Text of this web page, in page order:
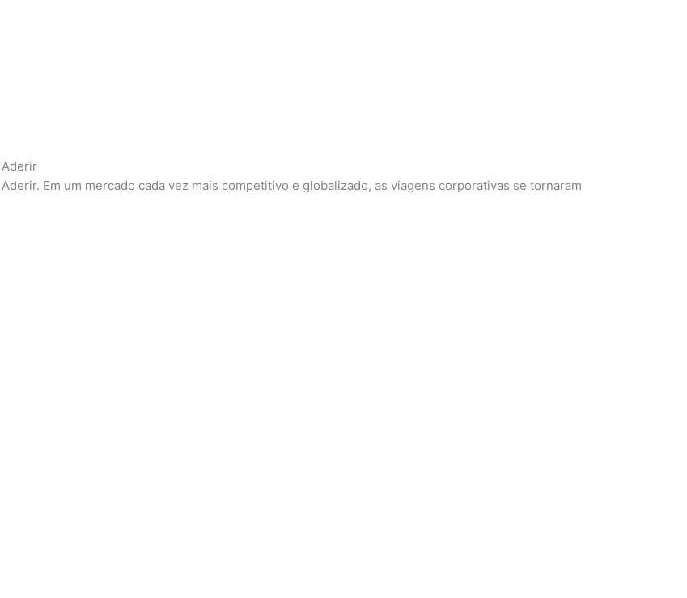
Aderir
Em um mercado cada vez mais competitivo e globalizado, as viagens corporativas se tornaram